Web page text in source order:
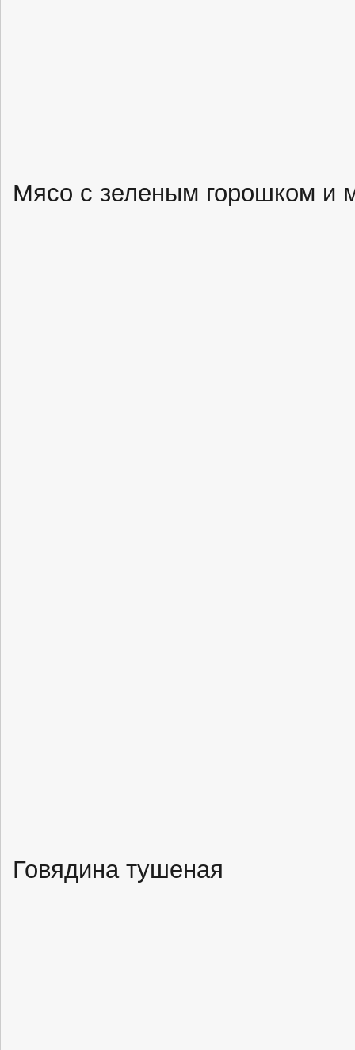
Мясо с зеленым горошком и
Говядина тушеная